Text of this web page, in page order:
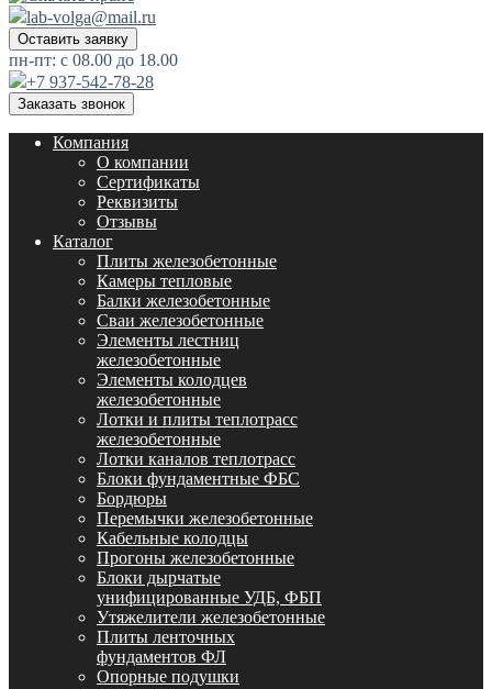
lab-volga@mail.ru
Оставить заявку
пн-пт: с 08.00 до 18.00
+7 937-542-78-28
Заказать звонок
Компания
О компании
Сертификаты
Реквизиты
Отзывы
Каталог
Плиты железобетонные
Камеры тепловые
Балки железобетонные
Сваи железобетонные
Элементы лестниц
железобетонные
Элементы колодцев
железобетонные
Лотки и плиты теплотрасс
железобетонные
Лотки каналов теплотрасс
Блоки фундаментные ФБС
Бордюры
Перемычки железобетонные
Кабельные колодцы
Прогоны железобетонные
Блоки дырчатые
унифицированные УДБ, ФБП
Утяжелители железобетонные
Плиты ленточных
фундаментов ФЛ
Опорные подушки